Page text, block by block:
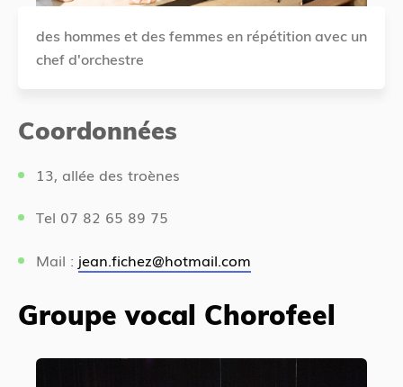
des hommes et des femmes en répétition avec un
chef d'orchestre
Coordonnées
13, allée des troènes
Tel 07 82 65 89 75
Mail : jean.fichez@hotmail.com
Groupe vocal Chorofeel